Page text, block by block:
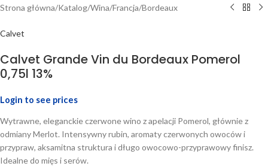
Strona główna/Katalog/Wina/Francja/Bordeaux
Calvet
Calvet Grande Vin du Bordeaux Pomerol
0,75l 13%
Login to see prices
Wytrawne, eleganckie czerwone wino z apelacji Pomerol, głównie z
odmiany Merlot. Intensywny rubin, aromaty czerwonych owoców i
przypraw, aksamitna struktura i długo owocowo-przyprawowy finisz.
Idealne do mięs i serów.